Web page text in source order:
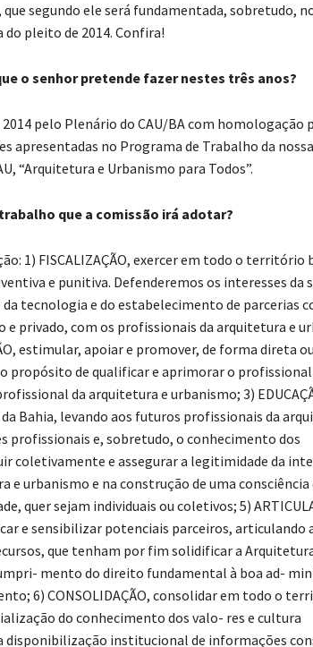
segundo ele será fundamentada, sobretudo,
pleito de 2014. Confira!
o senhor pretende fazer nestes três anos?
pelo Plenário do CAU/BA com homologação
apresentadas no Programa de Trabalho da
“Arquitetura e Urbanismo para Todos”.
que a comissão irá adotar?
1) FISCALIZAÇÃO, exercer em todo o território
e punitiva. Defenderemos os interesses da
tecnologia e do estabelecimento de parcerias
privado, com os profissionais da arquitetura e
estimular, apoiar e promover, de forma direta
propósito de qualificar e aprimorar o
da arquitetura e urbanismo; 3)
Bahia, levando aos futuros profissionais da
profissionais e, sobretudo, o conhecimento dos
coletivamente e assegurar a legitimidade da
e urbanismo e na construção de uma consciência
quer sejam individuais ou coletivos; 5)
e sensibilizar potenciais parceiros, articulando
que tenham por fim solidificar a
mento do direito fundamental à boa ad-
6) CONSOLIDAÇÃO, consolidar em todo o
do conhecimento dos valo- res e cultura
disponibilização institucional de informações